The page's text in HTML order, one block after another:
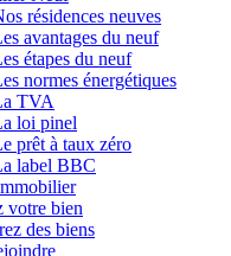
résidences neuves
avantages du neuf
étapes du neuf
normes énergétiques
TVA
loi pinel
prêt à taux zéro
label BBC
votre bien
des biens